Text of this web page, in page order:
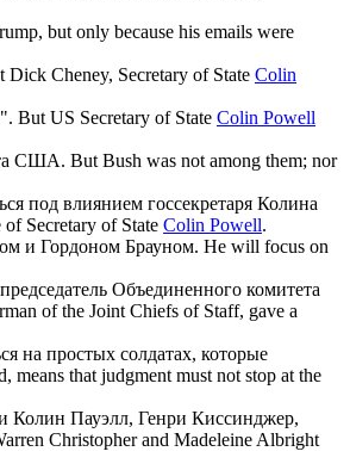
but only because his emails were
Dick Cheney, Secretary of State Colin
But US Secretary of State Colin Powell
США. But Bush was not among them; nor
под влиянием госсекретаря Колина
Secretary of State Colin Powell.
и Гордоном Брауном. He will focus on
Объединенного комитета
of the Joint Chiefs of Staff, gave a
на простых солдатах, которые
means that judgment must not stop at the
Колин Пауэлл, Генри Киссинджер,
Christopher and Madeleine Albright